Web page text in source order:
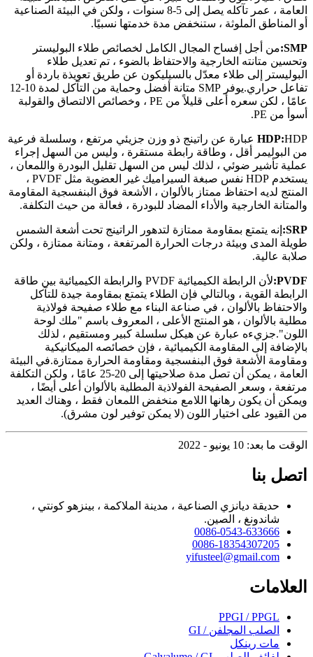
العامة ، عمر تآكله يصل إلى 5-8 سنوات ، ولكن في البيئة الصناعية
أو المناطق الملوثة ، ستنخفض مدة خدمتها نسبيًا.
SMP: من أجل إفساح المجال الكامل لخصائص طلاء البوليستر
وتحسين متانته الخارجية والاحتفاظ بالضوء ، تم تعديل طلاء
البوليستر إلى طلاء معدّل بالسيليكون عن طريق تعويذة باردة أو
تفاعل حراري.يوفر SMP متانة أفضل وحماية من التآكل لمدة 10-12
عامًا ، لكن سعره أعلى قليلاً من PE ، وخصائص الالتصاق والقولبة
أسوأ من PE.
HDP: HDP عبارة عن راتينج ذو وزن جزيئي مرتفع ، وسلسلة فرعية
من البوليمر أقل ، وطاقة رابطة مستقرة ، وليس من السهل إجراء
عملية تأشير ضوئي ، لذلك ليس من السهل تقليل البودرة واللمعان ،
يستخدم HDP نفس صبغة السيراميك غير العضوية مثل PVDF ،
المنتج لديه احتفاظ ممتاز بالألوان ، الأشعة فوق البنفسجية المقاومة
والمتانة الخارجية والأداء المضاد للبودرة ، فعالة من حيث التكلفة.
SRP: إنه يتمتع بمقاومة ممتازة لتدهور الراتينج تحت أشعة الشمس
طويلة المدى وبيئة درجات الحرارة المرتفعة ، ومتانة ممتازة ، ولكن
صلابة عالية.
PVDF:
لأن الرابطة الكيميائية PVDF والرابطة الكيميائية بين طاقة
الرابطة القوية ، وبالتالي فإن الطلاء يتمتع بمقاومة جيدة للتآكل
والاحتفاظ بالألوان ، في صناعة البناء مع طلاء صفيحة فولاذية
مطلية بالألوان ، هو المنتج الأعلى ، المعروف باسم "ملك لوحة
اللون".جزيءه عبارة عن هيكل سلسلة كبير ومستقيم ، لذلك
بالإضافة إلى المقاومة الكيميائية ، فإن خصائصه الميكانيكية
ومقاومة الأشعة فوق البنفسجية ومقاومة الحرارة ممتازة.في البيئة
العامة ، يمكن أن تصل مدة صلاحيتها إلى 20-25 عامًا ، ولكن التكلفة
مرتفعة ، وسعر الصفيحة الفولاذية المطلية بالألوان أعلى أيضًا ،
ويمكن أن يكون رهانها اللامع منخفض اللمعان فقط ، وهناك العديد
من القيود على اختيار اللون (لا يمكن توفير لون مشرق).
الوقت ما بعد: 10 يونيو - 2022
اتصل بنا
حديقة ديانزي الصناعية ، مدينة الملاكمة ، بينزهو كونتي ،
شاندونغ ، الصين.
0086-0543-633666
0086-18354307205
yifusteel@gmail.com
العلامات
PPGI / PPGL
الصلب المجلفن / GI
مات رينكل